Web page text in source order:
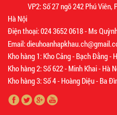
VP2: Số 27 ngõ 242 Phú Viên,
Hà Nội
Điện thoại: 024 3652 0618 - Ms
Email:
Kho hàng 1: Kho Cảng - Bạch Đằng -
Kho hàng 2: Số 622 - Minh Khai - Hà
Kho hàng 3: Số 4 - Hoàng Diệu - Ba